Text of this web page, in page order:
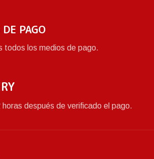
PAGO
todos los medios de pago.
horas después de verificado el pago.